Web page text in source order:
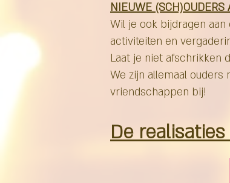
NIEUWE (SCH)OUDERS
Wil je ook bijdragen
activiteiten en
Laat je niet afschrikken
We zijn allemaal
vriendschappen bij!
De